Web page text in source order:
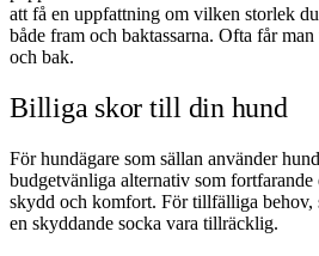
att få en uppfattning om vilken storlek
både fram och baktassarna. Ofta får
och bak.
Billiga skor till din hund
För hundägare som sällan använder
budgetvänliga alternativ som
skydd och komfort. För tillfälliga behov,
en skyddande socka vara tillräcklig.